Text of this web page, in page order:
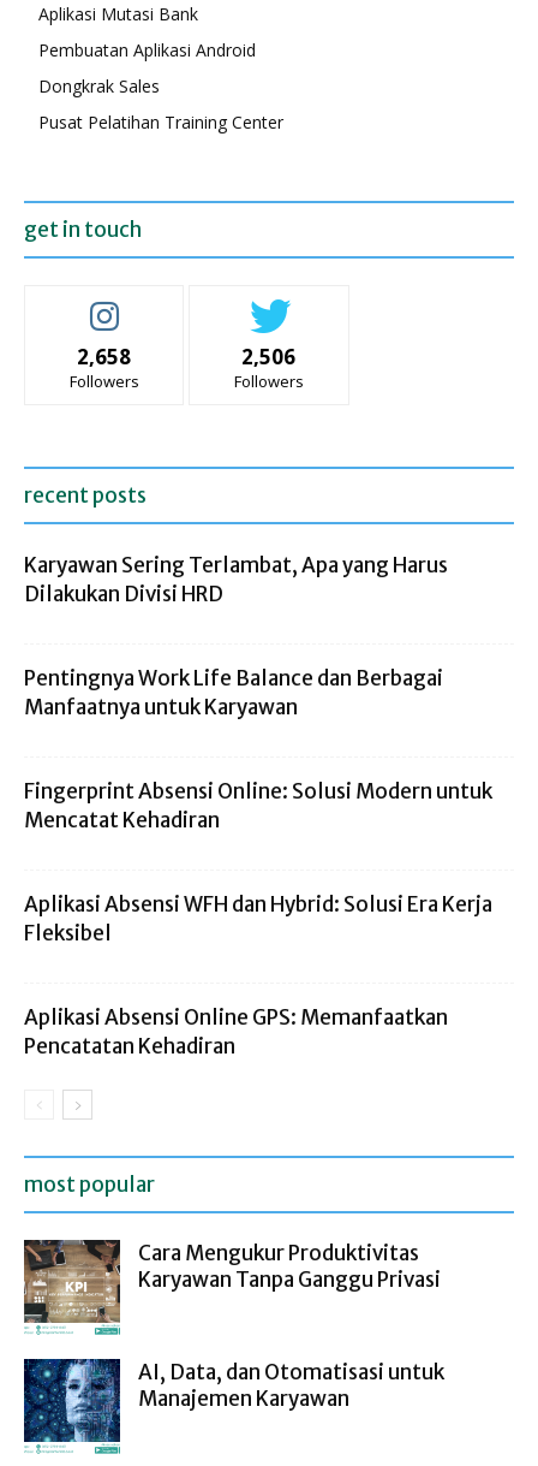
Aplikasi Mutasi Bank
Pembuatan Aplikasi Android
Dongkrak Sales
Pusat Pelatihan Training Center
get in touch
2,658
Followers
2,506
Followers
recent posts
Karyawan Sering Terlambat, Apa yang Harus
Dilakukan Divisi HRD
Pentingnya Work Life Balance dan Berbagai
Manfaatnya untuk Karyawan
Fingerprint Absensi Online: Solusi Modern untuk
Mencatat Kehadiran
Aplikasi Absensi WFH dan Hybrid: Solusi Era Kerja
Fleksibel
Aplikasi Absensi Online GPS: Memanfaatkan
Pencatatan Kehadiran
most popular
Cara Mengukur Produktivitas
Karyawan Tanpa Ganggu Privasi
AI, Data, dan Otomatisasi untuk
Manajemen Karyawan